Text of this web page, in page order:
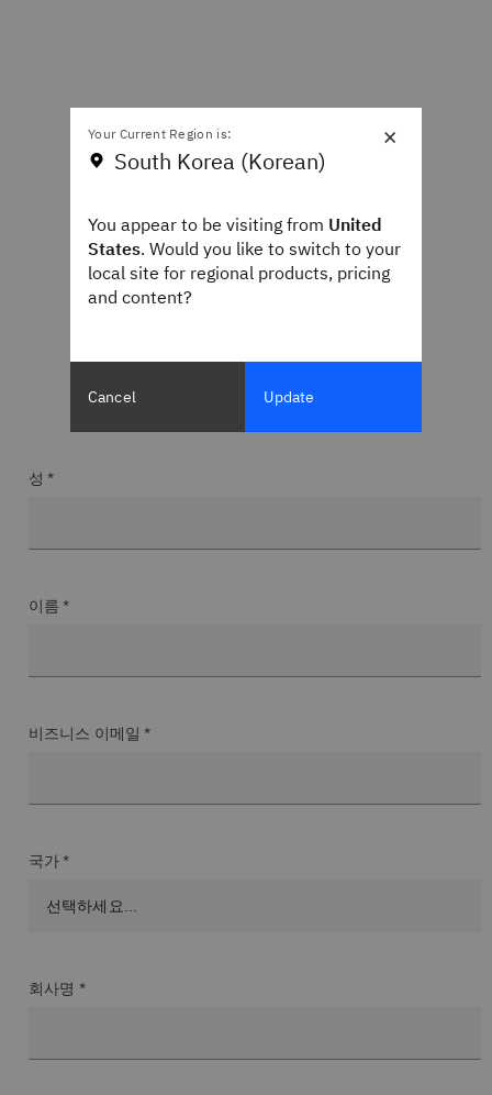
성 *
이름 *
비즈니스 이메일 *
국가 *
회사명 *
×
Your Current Region is:
South Korea (Korean)
You appear to be visiting from United
States. Would you like to switch to your
local site for regional products, pricing
and content?
Cancel Update